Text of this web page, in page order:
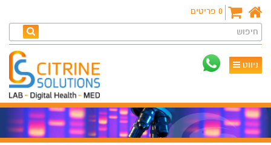
0 פריטים
חיפוש
ניווט